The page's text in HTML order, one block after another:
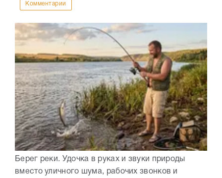
Комментарии
Берег реки. Удочка в руках и звуки природы
вместо уличного шума, рабочих звонков и